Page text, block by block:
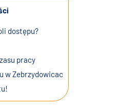
dostępu?
pracy
w Zebrzydowicac